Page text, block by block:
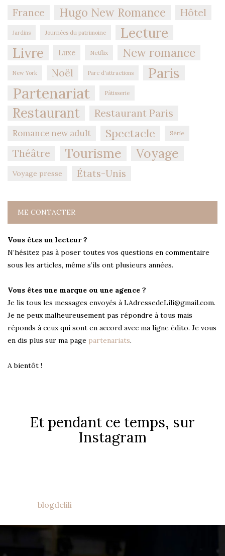
France Hugo New Romance Hôtel
Jardins Journées du patrimoine
Lecture
Livre
Luxe Netflix New romance
New York Noël Parc d'attractions Paris
Partenariat Pâtisserie
Restaurant Restaurant Paris
Romance new adult Spectacle Série
Théâtre Tourisme Voyage
Voyage presse États-Unis
ME CONTACTER
Vous êtes un lecteur ?
N’hésitez pas à poser toutes vos questions en commentaire
sous les articles, même s’ils ont plusieurs années.
Vous êtes une marque ou une agence ?
Je lis tous les messages envoyés à LAdressedeLili@gmail.com.
Je ne peux malheureusement pas répondre à tous mais
réponds à ceux qui sont en accord avec ma ligne édito. Je vous
en dis plus sur ma page partenariats.
A bientôt !
Et pendant ce temps, sur
Instagram
blogdelili